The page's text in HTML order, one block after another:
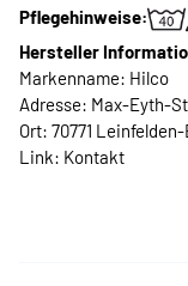
Pflegehinweise:
Hersteller
Markenname: Hilco
Adresse: Max-Eyth-
Ort: 70771
Link: Kontakt